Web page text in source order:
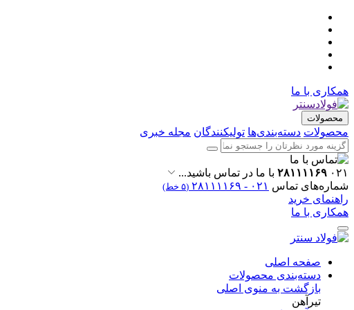
همکاری با ما
محصولات
محصولات دسته‌بندی‌ها تولیکنندگان مجله خبری
۰۲۱ ۲۸۱۱۱۱۶۹ با ما در تماس باشید...
شماره‌های تماس ۰۲۱ - ۲۸۱۱۱۱۶۹ (۵ خط)
راهنمای خرید
همکاری با ما
صفحه اصلی
دسته‌بندی محصولات
بازگشت به منوی اصلی
تیرآهن